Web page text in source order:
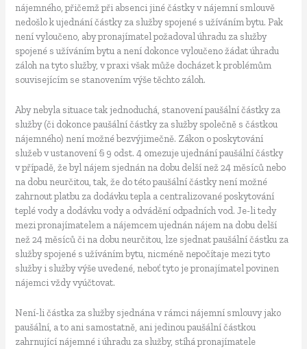
nájemného, přičemž při absenci jiné částky v nájemní smlouvě
nedošlo k ujednání částky za služby spojené s užíváním bytu. Pak
není vyloučeno, aby pronajímatel požadoval úhradu za služby
spojené s užíváním bytu a není dokonce vyloučeno žádat úhradu
záloh na tyto služby, v praxi však může docházet k problémům
souvisejícím se stanovením výše těchto záloh.
Aby nebyla situace tak jednoduchá, stanovení paušální částky za
služby (či dokonce paušální částky za služby společně s částkou
nájemného) není možné bezvýjimečně. Zákon o poskytování
služeb v ustanovení § 9 odst. 4 omezuje ujednání paušální částky
v případě, že byl nájem sjednán na dobu delší než 24 měsíců nebo
na dobu neurčitou, tak, že do této paušální částky není možné
zahrnout platbu za dodávku tepla a centralizované poskytování
teplé vody a dodávku vody a odvádění odpadních vod. Je-li tedy
mezi pronajímatelem a nájemcem ujednán nájem na dobu delší
než 24 měsíců či na dobu neurčitou, lze sjednat paušální částku za
služby spojené s užíváním bytu, nicméně nepočítaje mezi tyto
služby i služby výše uvedené, neboť tyto je pronajímatel povinen
nájemci vždy vyúčtovat.
Není-li částka za služby sjednána v rámci nájemní smlouvy jako
paušální, a to ani samostatně, ani jedinou paušální částkou
zahrnující nájemné i úhradu za služby, stíhá pronajímatele